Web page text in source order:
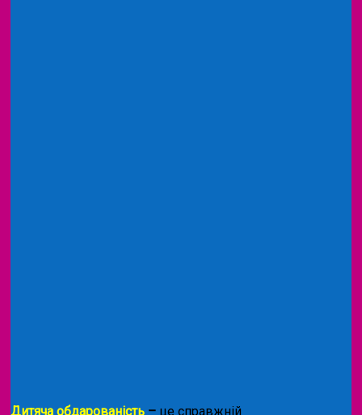
Дитяча обдарованість – це справжній